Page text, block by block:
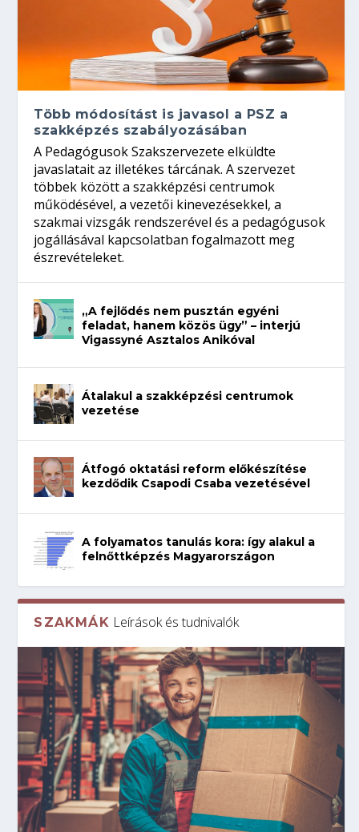
Több módosítást is javasol a PSZ a
szakképzés szabályozásában
A Pedagógusok Szakszervezete elküldte
javaslatait az illetékes tárcának. A szervezet
többek között a szakképzési centrumok
működésével, a vezetői kinevezésekkel, a
szakmai vizsgák rendszerével és a pedagógusok
jogállásával kapcsolatban fogalmazott meg
észrevételeket.
„A fejlődés nem pusztán egyéni
feladat, hanem közös ügy” – interjú
Vigassyné Asztalos Anikóval
Átalakul a szakképzési centrumok
vezetése
Átfogó oktatási reform előkészítése
kezdődik Csapodi Csaba vezetésével
A folyamatos tanulás kora: így alakul a
felnőttképzés Magyarországon
SZAKMÁK Leírások és tudnivalók